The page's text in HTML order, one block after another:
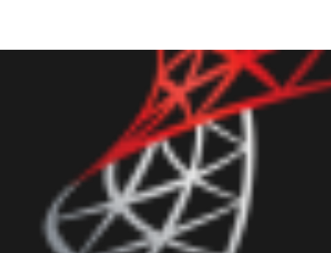
hacer backup de todos los
comando (CLR C# o